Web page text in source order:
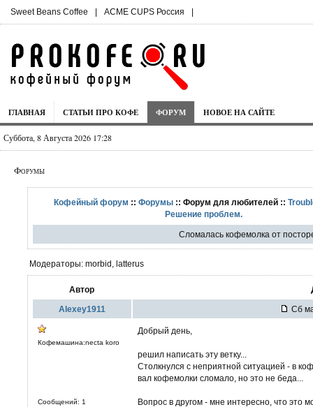
Sweet Beans Coffee | ACME CUPS Россия |
ГЛАВНАЯ СТАТЬИ ПРО КОФЕ ФОРУМ НОВОЕ НА САЙТЕ
Суббота, 8 Августа 2026 17:28
Форумы
Кофейный форум ::Форумы :: Форум для любителей ::
Решение проблем.
Сломалась кофемолка от
Модераторы: morbid, latterus
Автор
Alexey1911 Сб
Кофемашина:necta koro
Сообщений: 1
Добрый день,
решил написать эту ветку...
Столкнулся с неприятной ситуацией - в
вал кофемолки сломало, но это не беда...
Вопрос в другом - мне интересно, что это